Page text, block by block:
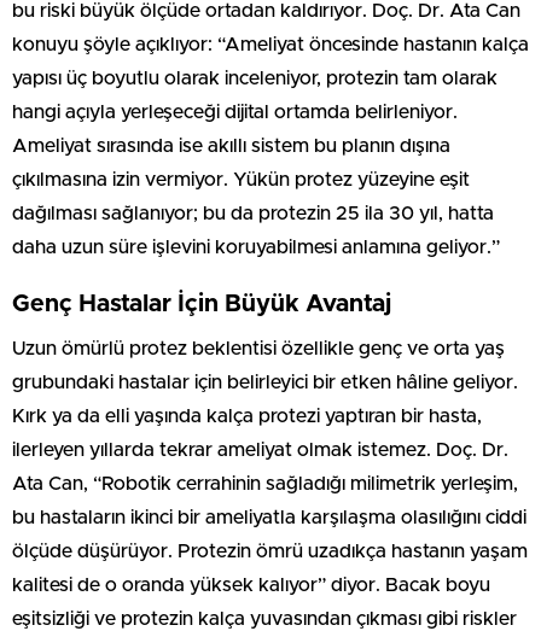
bu riski büyük ölçüde ortadan kaldırıyor. Doç. Dr. Ata Can
konuyu şöyle açıklıyor: “Ameliyat öncesinde hastanın kalça
yapısı üç boyutlu olarak inceleniyor, protezin tam olarak
hangi açıyla yerleşeceği dijital ortamda belirleniyor.
Ameliyat sırasında ise akıllı sistem bu planın dışına
çıkılmasına izin vermiyor. Yükün protez yüzeyine eşit
dağılması sağlanıyor; bu da protezin 25 ila 30 yıl, hatta
daha uzun süre işlevini koruyabilmesi anlamına geliyor.”
Genç Hastalar İçin Büyük Avantaj
Uzun ömürlü protez beklentisi özellikle genç ve orta yaş
grubundaki hastalar için belirleyici bir etken hâline geliyor.
Kırk ya da elli yaşında kalça protezi yaptıran bir hasta,
ilerleyen yıllarda tekrar ameliyat olmak istemez. Doç. Dr.
Ata Can, “Robotik cerrahinin sağladığı milimetrik yerleşim,
bu hastaların ikinci bir ameliyatla karşılaşma olasılığını ciddi
ölçüde düşürüyor. Protezin ömrü uzadıkça hastanın yaşam
kalitesi de o oranda yüksek kalıyor” diyor. Bacak boyu
eşitsizliği ve protezin kalça yuvasından çıkması gibi riskler